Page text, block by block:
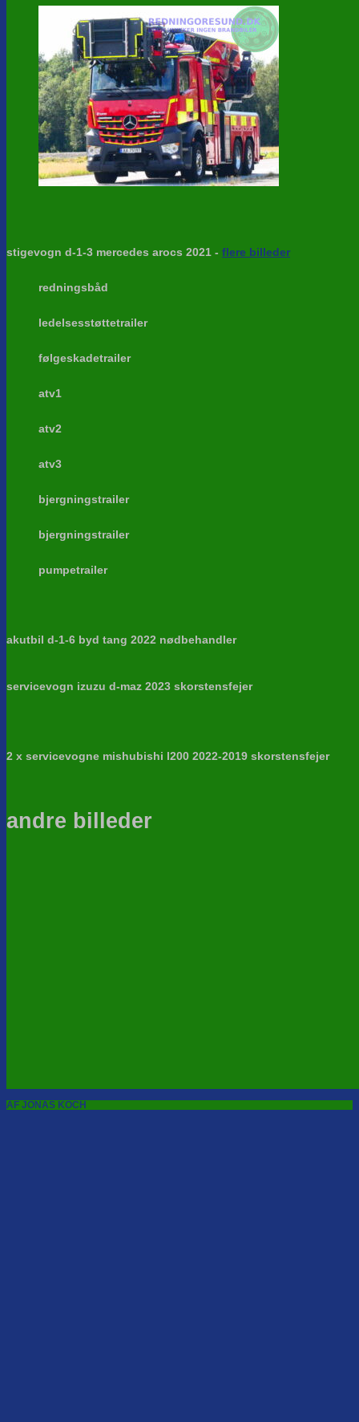
stigevogn d-1-3 mercedes arocs 2021 - flere billeder
redningsbåd
ledelsesstøttetrailer
følgeskadetrailer
atv1
atv2
atv3
bjergningstrailer
bjergningstrailer
pumpetrailer
akutbil d-1-6 byd tang 2022 nødbehandler
servicevogn izuzu d-maz 2023 skorstensfejer
2 x servicevogne mishubishi l200 2022-2019 skorstensfejer
andre billeder
AF JONAS KOCH